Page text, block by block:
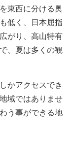
東西に分ける奥
低く、日本屈指
がり、高山特有
、夏は多くの観
かアクセスでき
域ではありませ
う事ができる地